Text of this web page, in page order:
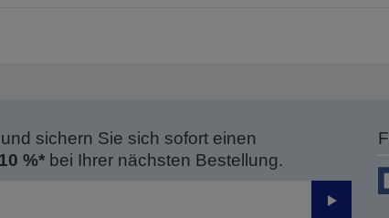
sichern Sie sich sofort einen
10 %*bei Ihrer nächsten Bestellung.
Senden